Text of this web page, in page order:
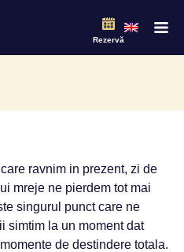
Rezervă
ravnim in prezent, zi de
mreje ne pierdem tot mai
singurul punct care ne
simtim la un moment dat
de destindere totala.